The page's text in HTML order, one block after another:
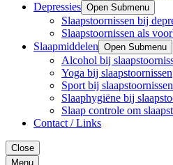
Depressies Open Submenu
Slaapstoornissen bij
Slaapstoornissen als
Slaapmiddelen Open Submenu
Alcohol bij
Yoga bij slaapstoornissen
Sport bij slaapstoornissen
Slaaphygiëne bij
Slaap controle om
Contact / Links
Close
Menu